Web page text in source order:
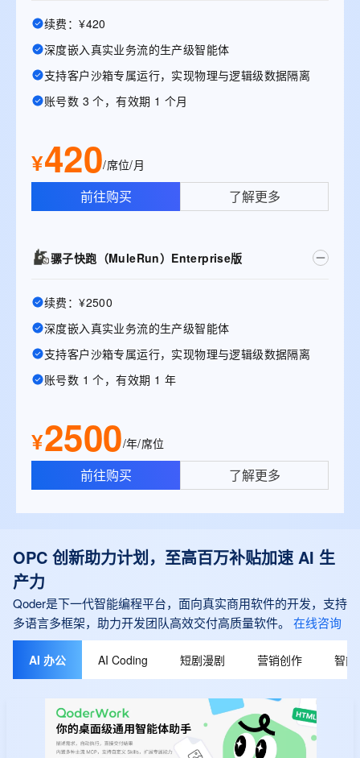
续费：¥420
深度嵌入真实业务流的生产级智能体
支持客户沙箱专属运行，实现物理与逻辑级数据隔离
账号数 3 个，有效期 1 个月
¥420/席位/月
前往购买 了解更多
骡子快跑（MuleRun）Enterprise版
续费：¥2500
深度嵌入真实业务流的生产级智能体
支持客户沙箱专属运行，实现物理与逻辑级数据隔离
账号数 1 个，有效期 1 年
¥2500/年/席位
前往购买 了解更多
OPC 创新助力计划，至高百万补贴加速 AI 生
产力
Qoder是下一代智能编程平台，面向真实商用软件的开发，支持
多语言多框架，助力开发团队高效交付高质量软件。
在线咨询
AI 办公 AI Coding 短剧漫剧 营销创作 智能